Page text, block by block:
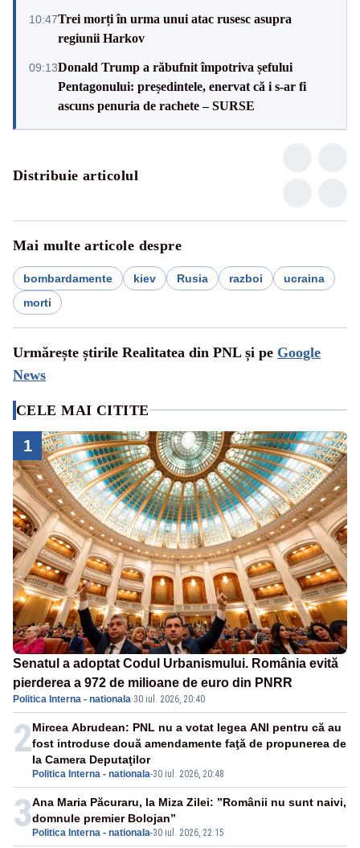
10:47Trei morți în urma unui atac rusesc asupra
regiunii Harkov
09:13Donald Trump a răbufnit împotriva șefului
Pentagonului: președintele, enervat că i s-ar fi
ascuns penuria de rachete – SURSE
Distribuie articolul
Mai multe articole despre
bombardamente kiev Rusia razboi
ucraina
morti
Urmărește știrile Realitatea din PNL și pe Google
News
CELE MAI CITITE
1
Senatul a adoptat Codul Urbanismului. România evită
pierderea a 972 de milioane de euro din PNRR
Politica Interna - nationala·30 iul. 2026, 20:40
2
Politica Interna - nationala-30 iul. 2026, 20:48
Mircea Abrudean: PNL nu a votat legea ANI pentru că au
fost introduse două amendamente faţă de propunerea de
la Camera Deputaţilor
3 Politica Interna - nationala-30 iul. 2026, 22:15
Ana Maria Păcuraru, la Miza Zilei: ”Românii nu sunt naivi,
domnule premier Bolojan”